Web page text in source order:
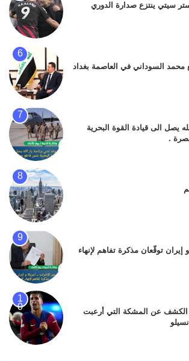
سيتي ينتزع صدارة الدوري
محمد السوداني في العاصمة بغداد
يصل الى قيادة القوة البحرية
.
إيران توقّعان مذكرة تفاهم لإنهاء
عن المشكة التي أرعبت